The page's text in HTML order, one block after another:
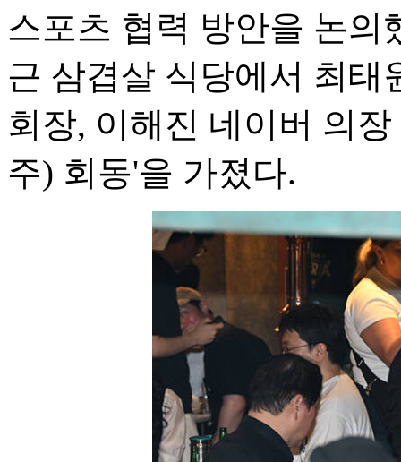
스포츠 협력 방안을 논의
근 삼겹살 식당에서 최태
회장, 이해진 네이버 의
주) 회동'을 가졌다.